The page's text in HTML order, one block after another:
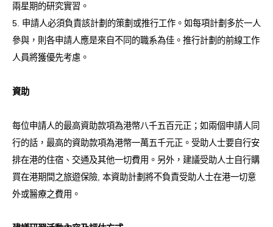
兩星期的研究實習。
5. 申請人必須負責該計劃的策劃或推行工作。如每項計劃多於一人
參與，則各申請人應是來自不同的職系為佳。推行計劃的前線工作
人員將獲優先考慮。
資助
每位申請人的最高資助款項為港幣八千五百元正；如兩個申請人同
行的話，最高的資助款項為港幣一萬五千元正。受助人士要自行安
排在港的住宿、交通及其他一切費用。另外，建議受助人士自行購
買在港期間之旅遊保險, 本資助計劃將不負責受助人士在港一切意
外或醫療之費用。